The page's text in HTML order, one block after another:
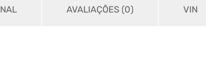
AVALIAÇÕES (0) VIN